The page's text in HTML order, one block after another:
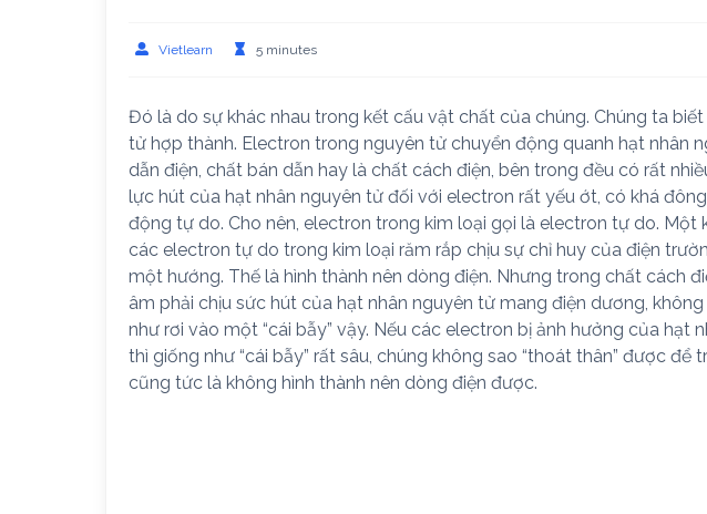
Vietlearn 5 minutes
Đó là do sự khác nhau trong kết cấu vật chất của chúng. Chúng ta
tử hợp thành. Electron trong nguyên tử chuyển động quanh hạt nhân
dẫn điện, chất bán dẫn hay là chất cách điện, bên trong đều có rất
lực hút của hạt nhân nguyên tử đối với electron rất yếu ớt, có khá
động tự do. Cho nên, electron trong kim loại gọi là electron tự do. Một
các electron tự do trong kim loại răm rắp chịu sự chỉ huy của điện
một hướng. Thế là hình thành nên dòng điện. Nhưng trong chất cách
âm phải chịu sức hút của hạt nhân nguyên tử mang điện dương,
như rơi vào một “cái bẫy” vậy. Nếu các electron bị ảnh hưởng của hạt
thì giống như “cái bẫy” rất sâu, chúng không sao “thoát thân” được để
cũng tức là không hình thành nên dòng điện được.